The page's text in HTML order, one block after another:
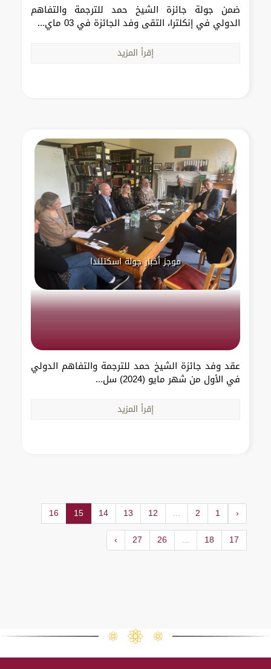
ضمن جولة جائزة الشيخ حمد للترجمة والتفاهم
الدولي في إنكلترا، التقى وفد الجائزة في 03 ماي...
إقرأ المزيد
موجز أخبار جولة اسكتلندا
عقد وفد جائزة الشيخ حمد للترجمة والتفاهم الدولي
في الأول من شهر مايو (2024) سل...
إقرأ المزيد
‹
1
2
...
12
13
14
15
16
17
18
...
26
27
›